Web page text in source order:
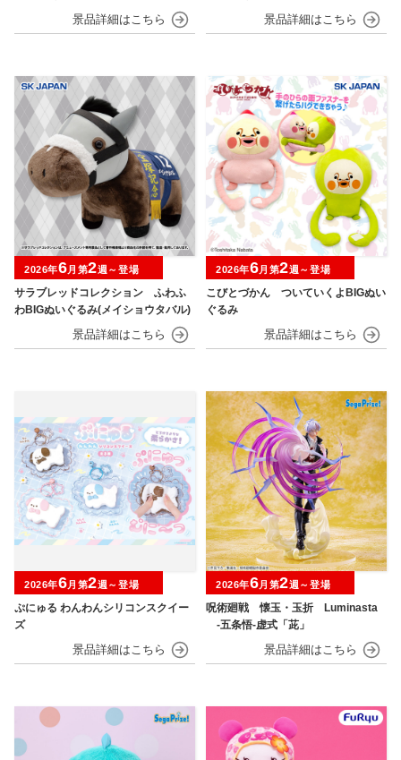
サラブレッドコレクション ふわふ
わBIGぬいぐるみ(メイショウタバル)
2026年6月第2週～登場
こびとづかん ついていくよBIGぬい
ぐるみ
2026年6月第2週～登場
ぷにゅる わんわんシリコンスクイー
ズ
2026年6月第2週～登場
呪術廻戦 懐玉・玉折 Luminasta
‐五条悟‐虚式「茈」
2026年6月第2週～登場